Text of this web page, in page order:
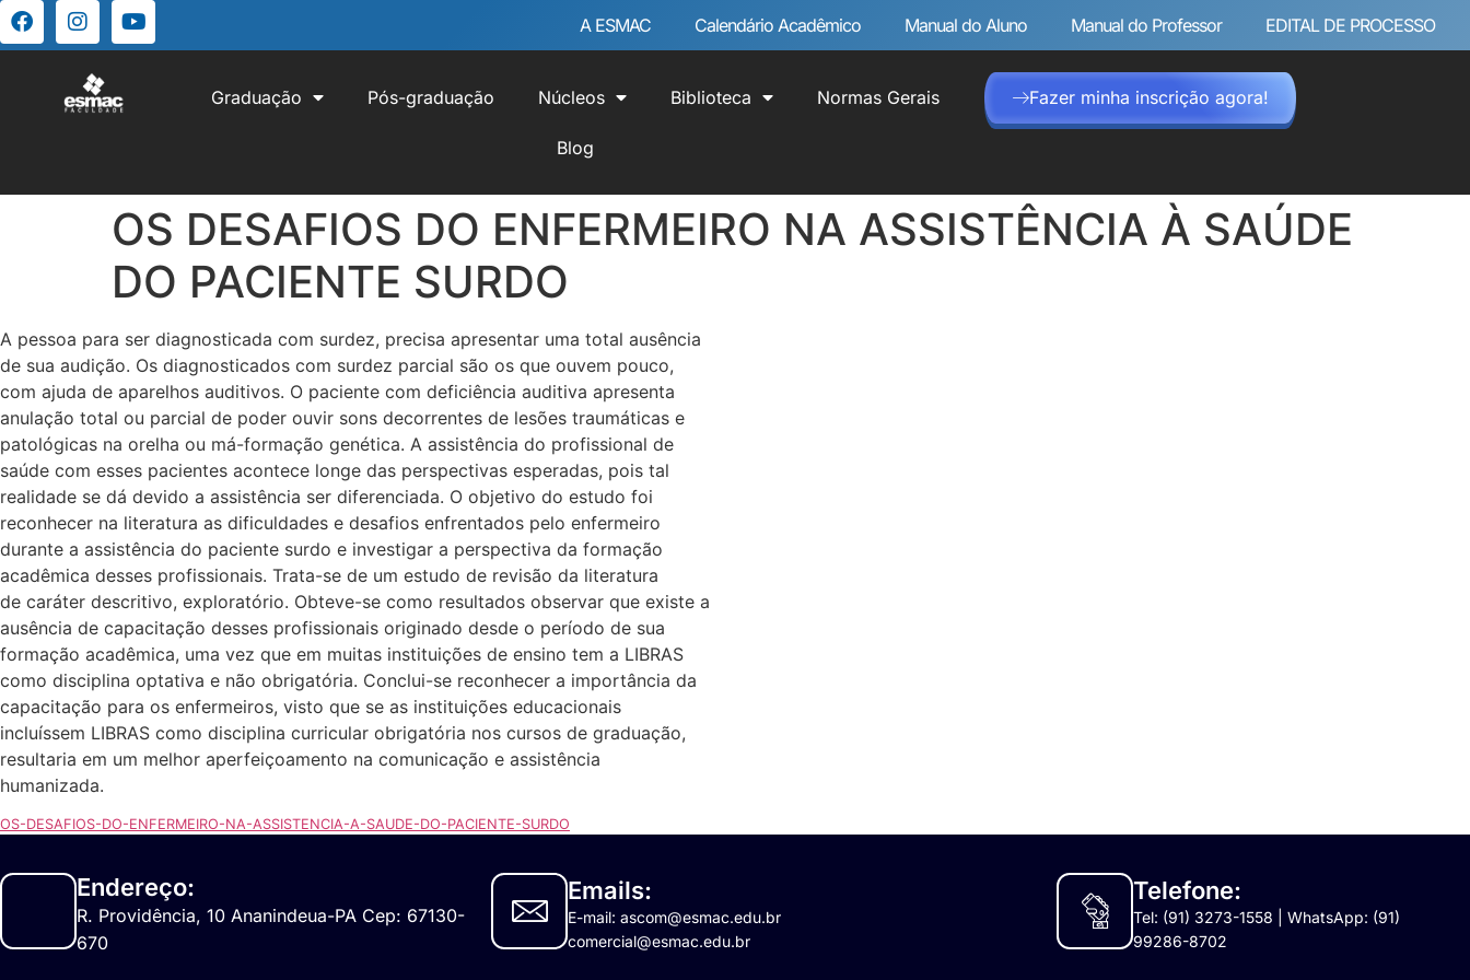
A ESMAC Calendário Acadêmico Manual do Aluno Manual do Professor EDITAL DE PROCESSO
Graduação Pós-graduação Núcleos Biblioteca Normas Gerais
Blog
Fazer minha inscrição agora!
OS DESAFIOS DO ENFERMEIRO NA ASSISTÊNCIA À SAÚDE
DO PACIENTE SURDO
A pessoa para ser diagnosticada com surdez, precisa apresentar uma total ausência
de sua audição. Os diagnosticados com surdez parcial são os que ouvem pouco,
com ajuda de aparelhos auditivos. O paciente com deficiência auditiva apresenta
anulação total ou parcial de poder ouvir sons decorrentes de lesões traumáticas e
patológicas na orelha ou má-formação genética. A assistência do profissional de
saúde com esses pacientes acontece longe das perspectivas esperadas, pois tal
realidade se dá devido a assistência ser diferenciada. O objetivo do estudo foi
reconhecer na literatura as dificuldades e desafios enfrentados pelo enfermeiro
durante a assistência do paciente surdo e investigar a perspectiva da formação
acadêmica desses profissionais. Trata-se de um estudo de revisão da literatura
de caráter descritivo, exploratório. Obteve-se como resultados observar que existe a
ausência de capacitação desses profissionais originado desde o período de sua
formação acadêmica, uma vez que em muitas instituições de ensino tem a LIBRAS
como disciplina optativa e não obrigatória. Conclui-se reconhecer a importância da
capacitação para os enfermeiros, visto que se as instituições educacionais
incluíssem LIBRAS como disciplina curricular obrigatória nos cursos de graduação,
resultaria em um melhor aperfeiçoamento na comunicação e assistência
humanizada.
OS-DESAFIOS-DO-ENFERMEIRO-NA-ASSISTENCIA-A-SAUDE-DO-PACIENTE-SURDO
Endereço:
R. Providência, 10 Ananindeua-PA Cep: 67130-
670
Emails:
E-mail: ascom@esmac.edu.br
comercial@esmac.edu.br
Telefone:
Tel: (91) 3273-1558 | WhatsApp: (91)
99286-8702